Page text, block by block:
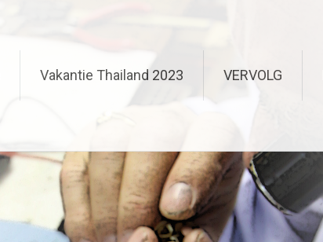
Vakantie Thailand 2023 VERVOLG